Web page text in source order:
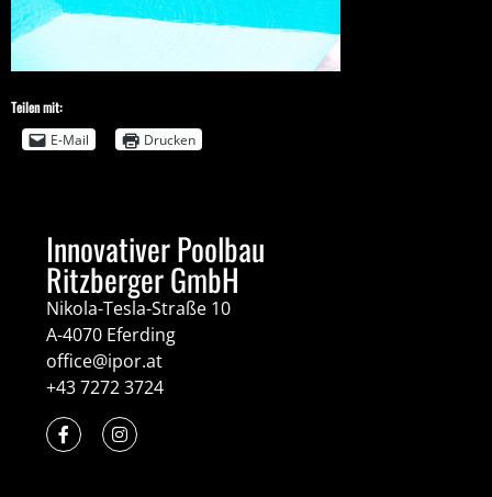
Teilen mit:
E-Mail
Drucken
Innovativer Poolbau
Ritzberger GmbH
Nikola-Tesla-Straße 10
A-4070 Eferding
office@ipor.at
+43 7272 3724